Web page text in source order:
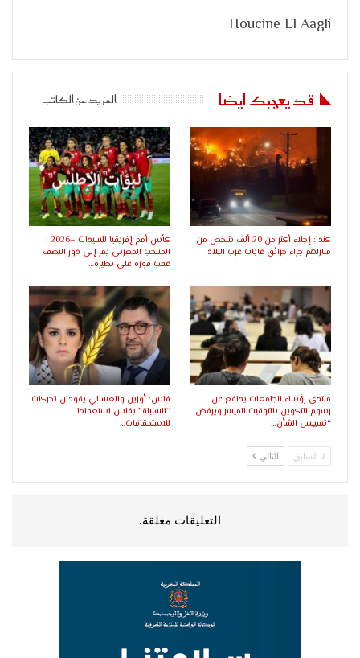
Houcine El Aagli
قد يعجبك ايضا المزيد عن الكاتب
كندا: إجلاء أكثر من 20 ألف شخص من
منازلهم جراء حرائق غابات غرب البلاد
كأس أمم إفريقيا للسيدات –2026 :
المنتخب المغربي يمر إلى دور النصف
عقب فوزه على نظيره…
منتدى رؤساء الجامعات يدافع عن
رسوم التكوين بالتوقيت الميسر ويرفض
“تسييس الشأن…
فاس: أوزين والعسالي يقودان تحركات
“السنبلة” بفاس استعدادا
للاستحقاقات…
السابق التالي
التعليقات مغلقة.